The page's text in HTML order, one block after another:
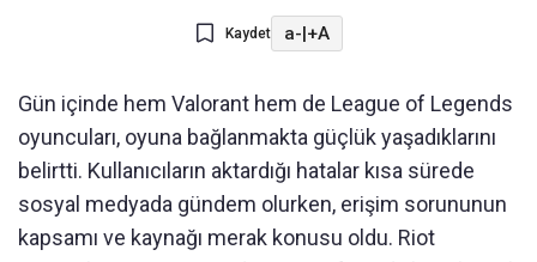
Kaydet a-|+A
Gün içinde hem Valorant hem de League of Legends
oyuncuları, oyuna bağlanmakta güçlük yaşadıklarını
belirtti. Kullanıcıların aktardığı hatalar kısa sürede
sosyal medyada gündem olurken, erişim sorununun
kapsamı ve kaynağı merak konusu oldu. Riot